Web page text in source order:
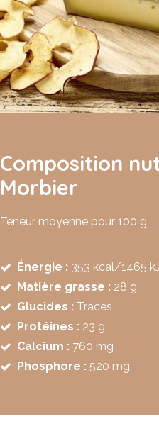
Composition
Morbier
Teneur moyenne pour 100 g
Énergie : 353 kcal/1465 kJ
Matière grasse : 28 g
Glucides : Traces
Protéines : 23 g
Calcium : 760 mg
Phosphore : 520 mg